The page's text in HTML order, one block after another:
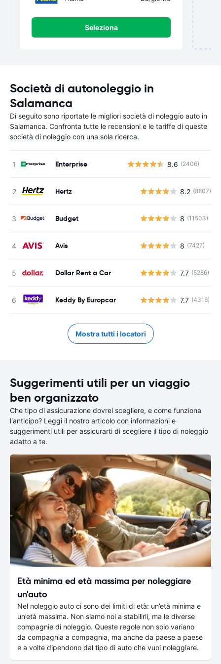
Seleziona
Società di autonoleggio in
Salamanca
Di seguito sono riportate le migliori società di noleggio auto in
Salamanca. Confronta tutte le recensioni e le tariffe di queste
società di noleggio con una sola ricerca.
Enterprise 8.6 (2406)
Hertz 8.2 (8807)
Budget 8 (11503)
Avis 8 (7427)
Dollar Rent a Car 7.7 (5286)
Keddy By Europcar 7.7 (4316)
Mostra tutti i locatori
Suggerimenti utili per un viaggio
ben organizzato
Che tipo di assicurazione dovrei scegliere, e come funziona
l'anticipo? Leggi il nostro articolo con informazioni e
suggerimenti utili per assicurarti di scegliere il tipo di noleggio
adatto a te.
Età minima ed età massima per noleggiare
un'auto
Nel noleggio auto ci sono dei limiti di età: un’età minima e
un’età massima. Non siamo noi a stabilirli, ma le diverse
compagnie di noleggio. Queste regole non solo variano
da compagnia a compagnia, ma anche da paese a paese
e a volte dipendono dal tipo di auto che vuoi noleggiare.